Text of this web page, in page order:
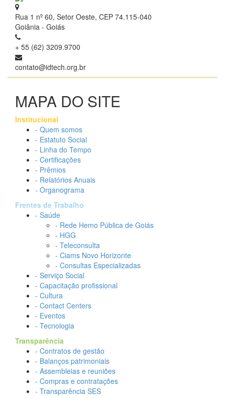
Rua 1 nº 60, Setor Oeste, CEP 74.115-040
Goiânia - Goiás
+ 55 (62) 3209.9700
contato@idtech.org.br
MAPA DO SITE
Institucional
- Quem somos
- Estatuto Social
- Linha do Tempo
- Certificações
- Prêmios
- Relatórios Anuais
- Organograma
Frentes de Trabalho
- Saúde
- Rede Hemo Pública de Goiás
- HGG
- Teleconsulta
- Ciams Novo Horizonte
- Consultas Especializadas
- Serviço Social
- Capacitação profissional
- Cultura
- Contact Centers
- Eventos
- Tecnologia
Transparência
- Contratos de gestão
- Balanços patrimoniais
- Assembleias e reuniões
- Compras e contratações
- Transparência SES